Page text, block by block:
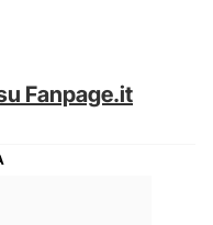
Fanpage.it